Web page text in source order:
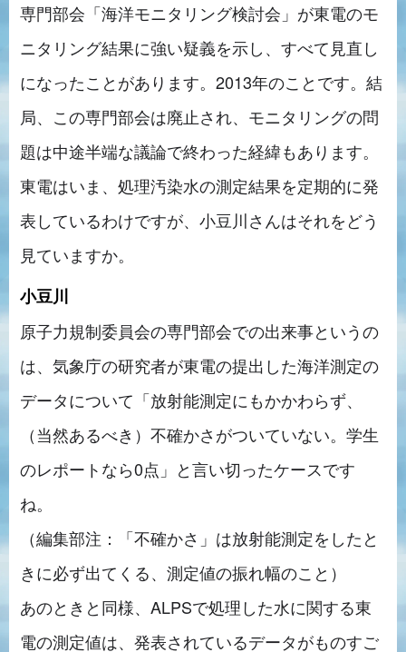
専門部会「海洋モニタリング検討会」が東電のモ
ニタリング結果に強い疑義を示し、すべて見直し
になったことがあります。2013年のことです。結
局、この専門部会は廃止され、モニタリングの問
題は中途半端な議論で終わった経緯もあります。
東電はいま、処理汚染水の測定結果を定期的に発
表しているわけですが、小豆川さんはそれをどう
見ていますか。
小豆川
原子力規制委員会の専門部会での出来事というの
は、気象庁の研究者が東電の提出した海洋測定の
データについて「放射能測定にもかかわらず、
（当然あるべき）不確かさがついていない。学生
のレポートなら0点」と言い切ったケースです
ね。
（編集部注：「不確かさ」は放射能測定をしたと
きに必ず出てくる、測定値の振れ幅のこと）
あのときと同様、ALPSで処理した水に関する東
電の測定値は、発表されているデータがものすご